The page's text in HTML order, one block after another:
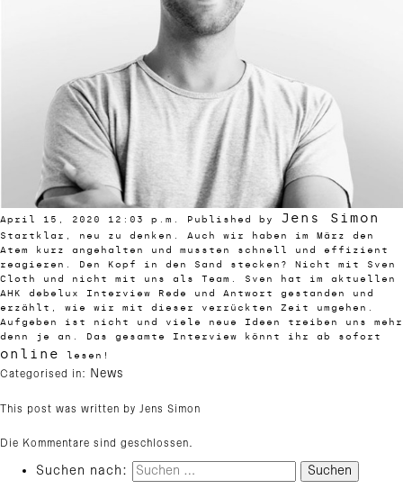
Werbeagentur
aus Eupen.
April 15, 2020 12:03 p.m. Published by Jens Simon
Startklar, neu zu denken. Auch wir haben im März den
Atem kurz angehalten und mussten schnell und effizient
reagieren. Den Kopf in den Sand stecken? Nicht mit Sven
Cloth und nicht mit uns als Team. Sven hat im aktuellen
AHK debelux Interview Rede und Antwort gestanden und
erzählt, wie wir mit dieser verrückten Zeit umgehen.
Aufgeben ist nicht und viele neue Ideen treiben uns mehr
denn je an. Das gesamte Interview könnt ihr ab sofort
online lesen!
Categorised in: News
This post was written by Jens Simon
Die Kommentare sind geschlossen.
Suchen nach: